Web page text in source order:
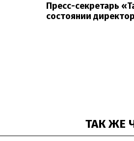
Пресс-секретарь
состоянии
ТАК ЖЕ